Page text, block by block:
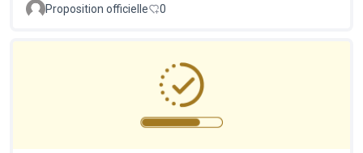
Proposition officielle 0